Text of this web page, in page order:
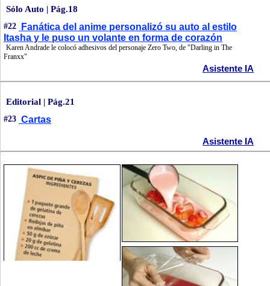
Sólo Auto | Pág.18
#22
Fanática del anime personalizó su auto al estilo
Itasha y le puso un volante en forma de corazón
Karen Andrade le colocó adhesivos del personaje Zero Two, de "Darling in The
Franxx"
Asistente IA
Editorial | Pág.21
#23 Cartas
Asistente IA